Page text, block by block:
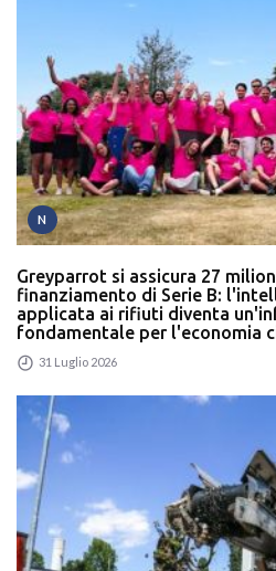
N
Greyparrot si assicura 27
finanziamento di Serie B:
applicata ai rifiuti diventa
fondamentale per l'economia
31 Luglio 2026